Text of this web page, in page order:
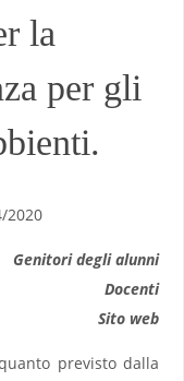
la
per gli
VI.6
2020
Genitori degli alunni
Docenti
Sito web
previsto dalla